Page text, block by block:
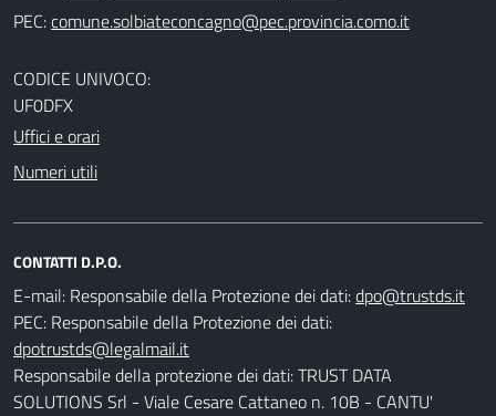
PEC:
CODICE UNIVOCO:
UF0DFX
Uffici e orari
Numeri utili
CONTATTI D.P.O.
E-mail: Responsabile della Protezione dei dati:
PEC: Responsabile della Protezione dei dati:
Responsabile della protezione dei dati: TRUST DATA
SOLUTIONS Srl - Viale Cesare Cattaneo n. 10B - CANTU'